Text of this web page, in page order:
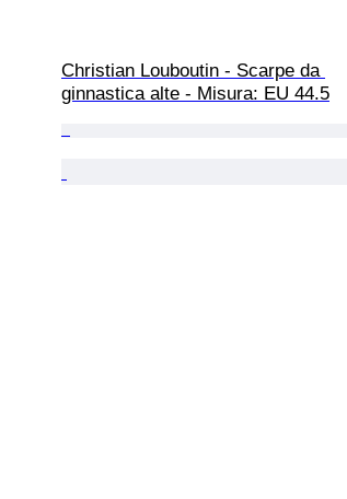
Christian Louboutin - Scarpe da
ginnastica alte - Misura: EU 44.5